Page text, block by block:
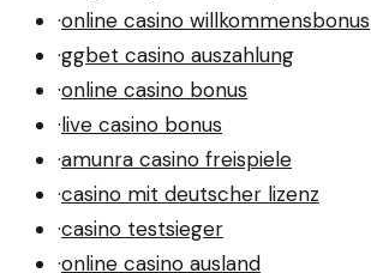
·online casino willkommensbonus
·ggbet casino auszahlung
·online casino bonus
·live casino bonus
·amunra casino freispiele
·casino mit deutscher lizenz
·casino testsieger
·online casino ausland